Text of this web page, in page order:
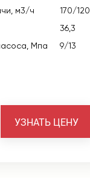
м3/ч
170/120
36,3
Мпа
9/13
УЗНАТЬ ЦЕНУ